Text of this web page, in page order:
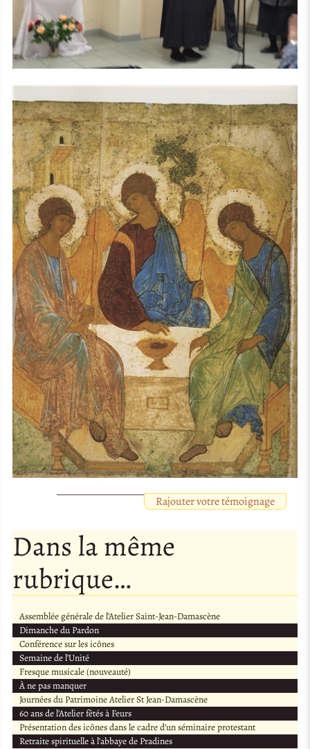
Rajouter votre témoignage
Dans la même
rubrique…
Assemblée générale de l’Atelier Saint-Jean-Damascène
Dimanche du Pardon
Conférence sur les icônes
Semaine de l’Unité
Fresque musicale (nouveauté)
À ne pas manquer
Journées du Patrimoine Atelier St Jean-Damascène
60 ans de l’Atelier fêtés à Feurs
Présentation des icônes dans le cadre d’un séminaire protestant
Retraite spirituelle à l’abbaye de Pradines